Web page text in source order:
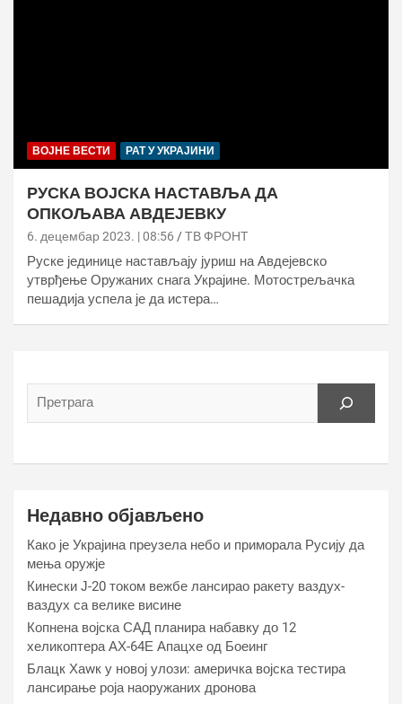
ВОЈНЕ ВЕСТИ РАТ У УКРАЈИНИ
РУСКА ВОЈСКА НАСТАВЉА ДА
ОПКОЉАВА АВДЕЈЕВКУ
6. децембар 2023. | 08:56 ТВ ФРОНТ
Руске јединице настављају јуриш на Авдејевско
утврђење Оружаних снага Украјине. Мотострељачка
пешадија успела је да истера…
Недавно објављено
Како је Украјина преузела небо и приморала Русију да
мења оружје
Кинески Ј-20 током вежбе лансирао ракету ваздух-
ваздух са велике висине
Копнена војска САД планира набавку до 12
хеликоптера АХ-64Е Апацхе од Боеинг
Блацк Хаwк у новој улози: америчка војска тестира
лансирање роја наоружаних дронова